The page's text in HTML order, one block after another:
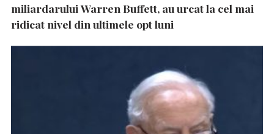
miliardarului Warren Buffett, au urcat la cel mai
ridicat nivel din ultimele opt luni